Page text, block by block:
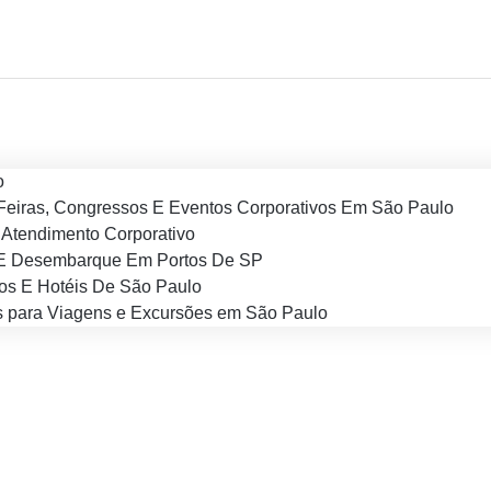
Congressos E Eventos Corporativos Em São Paulo
Corporativo
Desembarque Em Portos De SP
E Hotéis De São Paulo
para Viagens e Excursões em São Paulo